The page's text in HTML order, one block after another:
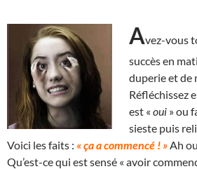
Avez-vous
succès en
duperie et de
Réfléchissez
est « oui » ou
sieste puis
Voici les faits : « ça a commencé ! » Ah
Qu’est-ce qui est sensé « avoir